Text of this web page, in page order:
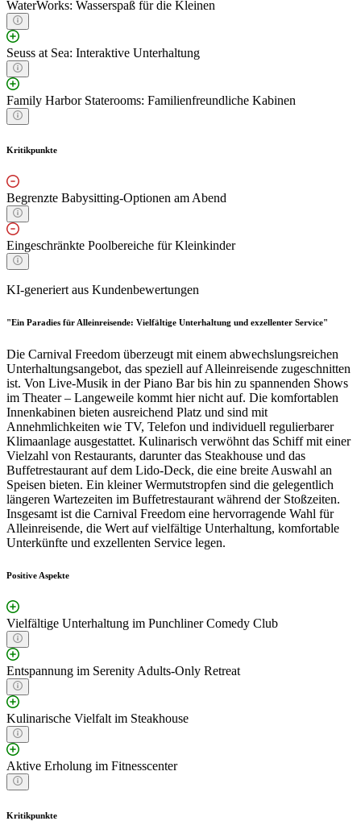
WaterWorks: Wasserspaß für die Kleinen
Seuss at Sea: Interaktive Unterhaltung
Family Harbor Staterooms: Familienfreundliche Kabinen
Kritikpunkte
Begrenzte Babysitting-Optionen am Abend
Eingeschränkte Poolbereiche für Kleinkinder
KI-generiert aus Kundenbewertungen
"Ein Paradies für Alleinreisende: Vielfältige Unterhaltung und exzellenter Service"
Die Carnival Freedom überzeugt mit einem abwechslungsreichen
Unterhaltungsangebot, das speziell auf Alleinreisende zugeschnitten
ist. Von Live-Musik in der Piano Bar bis hin zu spannenden Shows
im Theater – Langeweile kommt hier nicht auf. Die komfortablen
Innenkabinen bieten ausreichend Platz und sind mit
Annehmlichkeiten wie TV, Telefon und individuell regulierbarer
Klimaanlage ausgestattet. Kulinarisch verwöhnt das Schiff mit einer
Vielzahl von Restaurants, darunter das Steakhouse und das
Buffetrestaurant auf dem Lido-Deck, die eine breite Auswahl an
Speisen bieten. Ein kleiner Wermutstropfen sind die gelegentlich
längeren Wartezeiten im Buffetrestaurant während der Stoßzeiten.
Insgesamt ist die Carnival Freedom eine hervorragende Wahl für
Alleinreisende, die Wert auf vielfältige Unterhaltung, komfortable
Unterkünfte und exzellenten Service legen.
Positive Aspekte
Vielfältige Unterhaltung im Punchliner Comedy Club
Entspannung im Serenity Adults-Only Retreat
Kulinarische Vielfalt im Steakhouse
Aktive Erholung im Fitnesscenter
Kritikpunkte